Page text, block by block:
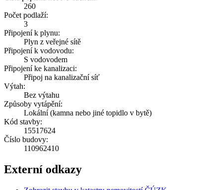
260
Počet podlaží:
3
Připojení k plynu:
Plyn z veřejné sítě
Připojení k vodovodu:
S vodovodem
Připojení ke kanalizaci:
Připoj na kanalizační síť
Výtah:
Bez výtahu
Způsoby vytápění:
Lokální (kamna nebo jiné topidlo v bytě)
Kód stavby:
15517624
Číslo budovy:
110962410
Externí odkazy